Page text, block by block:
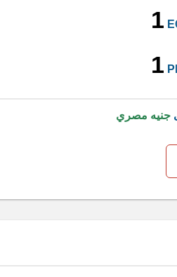
1
1
جنيه مصري